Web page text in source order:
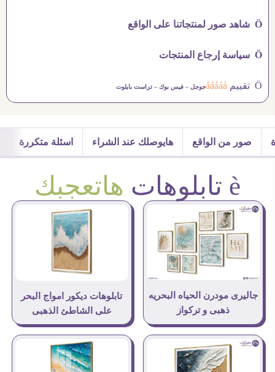
Ö شاهد صور لمنتجاتنا على الواقع
Ö سياسة إرجاع المنتجات
Ö تقييم áááááجوجل – فيس بوك – تراست بايلوت
صور من الواقع هايوصلك عند الشراء اسئلة متكررة
è تابلوهات هاتعجبك
جاليرى مودرن الحياه البحريه
ذهبى و تركواز
تابلوهات ديكور امواج البحر
على الشاطئ الذهبى